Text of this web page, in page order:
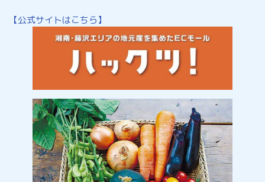
【公式サイトはこちら】